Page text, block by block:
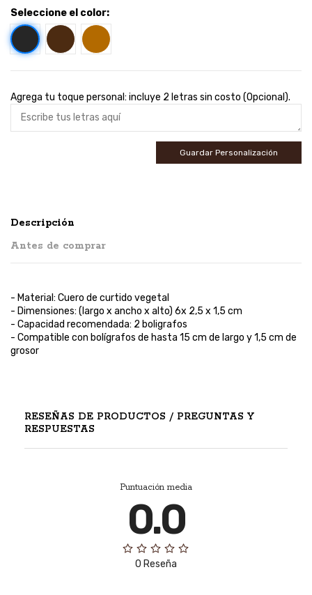
Seleccione el color:
Negro
Café Miel
Agrega tu toque personal: incluye 2 letras sin costo (Opcional).
Guardar Personalización
Descripción
Antes de comprar
- Material: Cuero de curtido vegetal
- Dimensiones: (largo x ancho x alto) 6x 2,5 x 1,5 cm
- Capacidad recomendada: 2 boligrafos
- Compatible con bolígrafos de hasta 15 cm de largo y 1,5 cm de
grosor
RESEÑAS DE PRODUCTOS / PREGUNTAS Y
RESPUESTAS
Puntuación media
0.0
0 Reseña